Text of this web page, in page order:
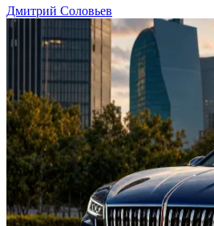
Дмитрий Соловьев